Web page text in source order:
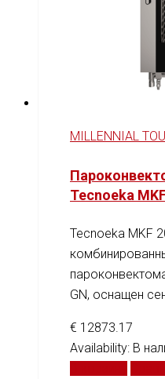
MILLENNIAL
Tecnoeka
Tecnoeka MKF
GN, оснащен
€ 12873.17
Availability: В